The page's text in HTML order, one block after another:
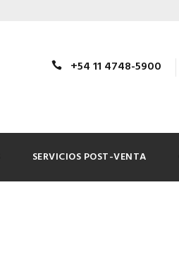
+54 11 4748-5900
SERVICIOS POST-VENTA